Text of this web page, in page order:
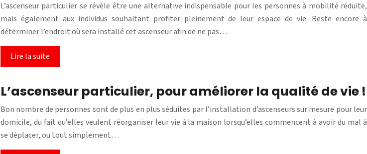
L’ascenseur particulier se révèle être une alternative indispensable pour les personnes à mobilité réduite,
mais également aux individus souhaitant profiter pleinement de leur espace de vie. Reste encore à
déterminer l’endroit où sera installé cet ascenseur afin de ne pas…
Lire la suite
L’ascenseur particulier, pour améliorer la qualité de vie !
Bon nombre de personnes sont de plus en plus séduites par l’installation d’ascenseurs sur mesure pour leur
domicile, du fait qu’elles veulent réorganiser leur vie à la maison lorsqu’elles commencent à avoir du mal à
se déplacer, ou tout simplement…